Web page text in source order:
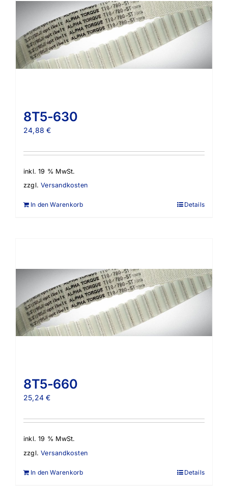
8T5-630
24,88€
inkl. 19 % MwSt.
zzgl.Versandkosten
In den Warenkorb Details
8T5-660
25,24€
inkl. 19 % MwSt.
zzgl.Versandkosten
In den Warenkorb Details